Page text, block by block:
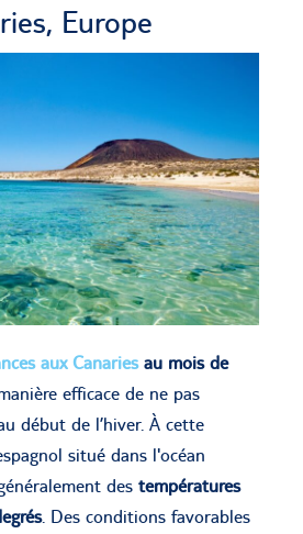
Europe
aux Canariesau mois de
efficace de ne pas
début de l’hiver. À cette
situé dans l'océan
des températures
. Des conditions favorables